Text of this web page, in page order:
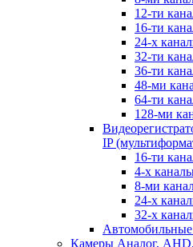
12-ти
16-ти
24-х
32-ти
36-ти
48-ми
64-ти
128-ми
IP
16-ти
4-х
8-ми
24-х
32-х
Автомобильные
Камеры Аналог,